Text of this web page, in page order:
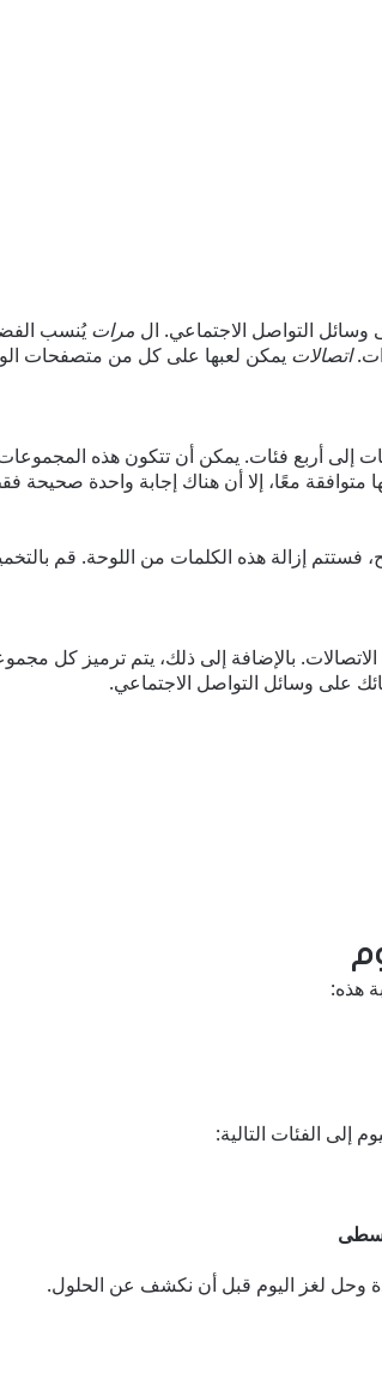
التواصل الاجتماعي. ال مرات
اتصالات يمكن لعبها على كل من متصفحات
من الكلمات إلى أربع فئات. يمكن أن تتكون هذه
متوافقة معًا، إلا أن هناك إجابة واحدة صحيحة
إزالة هذه الكلمات من اللوحة. قم
بالإضافة إلى ذلك، يتم ترميز كل
على وسائل التواصل الاجتماعي.
هذه:
إلى الفئات التالية:
وحل لغز اليوم قبل أن نكشف عن الحلول.